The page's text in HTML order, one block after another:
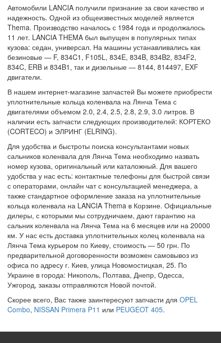
Автомобили LANCIA получили признание за свои качество и
надежность. Одной из общеизвестных моделей является
Thema. Производство началось с 1984 года и продолжалось
11 лет. LANCIA THEMA был выпущен в популярных типах
кузова: седан, универсал. На машины устанавливались как
безиновые — F, 834C1, F105L, 834E, 834B, 834B2, 834F2,
834C, ERB и 834B1, так и дизельные — 8144, 814497, EXF
двигатели.
В нашем интернет-магазине запчастей Вы можете приобрести
уплотнительные кольца коленвала на Лянча Тема с
двигателями объемом 2.0, 2.4, 2.5, 2.8, 2.9, 3.0 литров. В
наличии есть запчасти следующих производителей: КОРТЕКО
(CORTECO) и ЭЛРИНГ (ELRING).
Для удобства и быстроты поиска консультантами новых
сальников коленвала для Лянча Тема необходимо назвать
номер кузова, оригинальный или каталожный. Для вашего
удобства у нас есть: контактные телефоны для быстрой связи
с операторами, онлайн чат с консультацией менеджера, а
также стандартное оформление заказа на уплотнительные
кольца коленвала на LANCIA Thema в Корзине. Официальные
дилеры, с которыми мы сотрудничаем, дают гарантию на
сальник коленвала на Лянча Тема на 6 месяцев или на 20000
км. У нас есть доставка уплотнительных колец коленвала на
Лянча Тема курьером по Киеву, стоимость — 50 грн. По
предварительной договоренности возможен самовывоз из
офиса по адресу г. Киев, улица Новомостицкая, 25. По
Украине в города: Никополь, Полтава, Днепр, Одесса,
Ужгород, заказы отправляются Новой почтой.
Скорее всего, Вас также заинтересуют запчасти для OPEL
Combo, NISSAN Primera P11 или PEUGEOT 405.